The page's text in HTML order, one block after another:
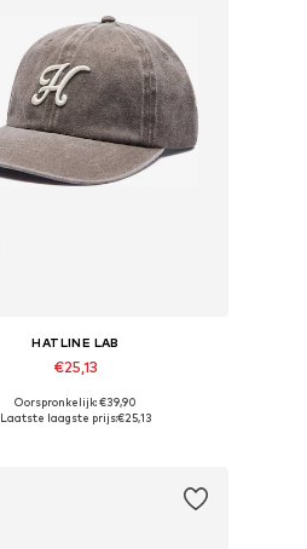
HATLINE LAB
€25,13
Beschikbare maten: 55-60
Oorspronkelijk: €39,90
Laatste laagste prijs:€25,13